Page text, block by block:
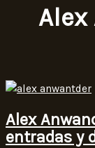
Alex
Alex
entradas y